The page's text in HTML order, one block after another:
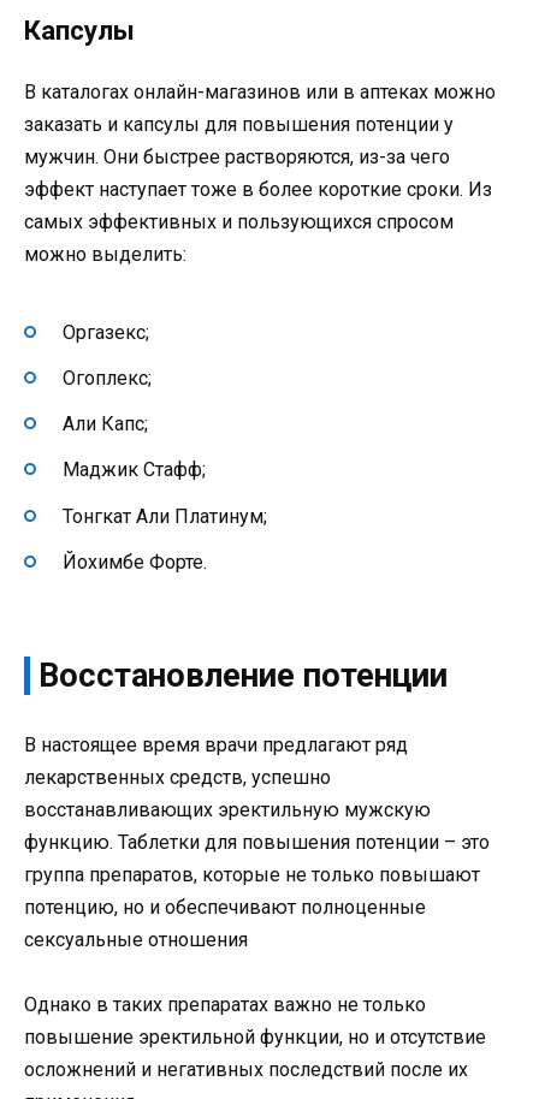
Капсулы
В каталогах онлайн-магазинов или в аптеках можно
заказать и капсулы для повышения потенции у
мужчин. Они быстрее растворяются, из-за чего
эффект наступает тоже в более короткие сроки. Из
самых эффективных и пользующихся спросом
можно выделить:
Оргазекс;
Огоплекс;
Али Капс;
Маджик Стафф;
Тонгкат Али Платинум;
Йохимбе Форте.
Восстановление потенции
В настоящее время врачи предлагают ряд
лекарственных средств, успешно
восстанавливающих эректильную мужскую
функцию. Таблетки для повышения потенции – это
группа препаратов, которые не только повышают
потенцию, но и обеспечивают полноценные
сексуальные отношения
Однако в таких препаратах важно не только
повышение эректильной функции, но и отсутствие
осложнений и негативных последствий после их